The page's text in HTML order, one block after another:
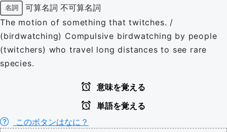
名詞 可算名詞 不可算名詞
The motion of something that twitches. /
(birdwatching) Compulsive birdwatching by people
(twitchers) who travel long distances to see rare
species.
意味を覚える
単語を覚える
このボタンはなに？